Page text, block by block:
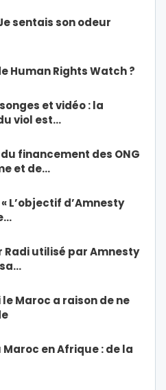
sentais son odeur
Human Rights Watch ?
et vidéo : la
viol est…
financement des ONG
et de…
L’objectif d’Amnesty
Radi utilisé par Amnesty
Maroc a raison de ne
en Afrique : de la